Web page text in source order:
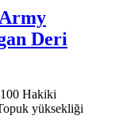
Deri
Hakiki
yüksekliği